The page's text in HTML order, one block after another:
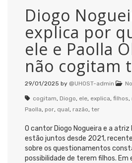
Diogo
explica por
ele e Paolla
não cogitam
29/01/2025 by @UHOST-admin
cogitam, Diogo, ele, explica, filhos,
Paolla, por, qual, razão, ter
O cantor Diogo Nogueira e a atriz
estão juntos desde 2021,
sobre os questionamentos
possibilidade de terem filhos. Em